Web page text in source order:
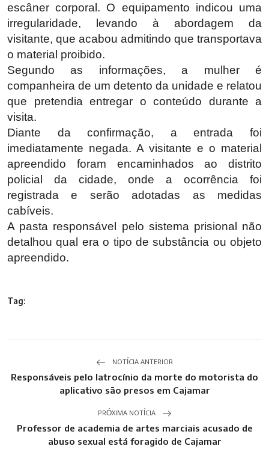
escâner corporal. O equipamento indicou uma
irregularidade, levando à abordagem da
visitante, que acabou admitindo que transportava
o material proibido.
Segundo as informações, a mulher é
companheira de um detento da unidade e relatou
que pretendia entregar o conteúdo durante a
visita.
Diante da confirmação, a entrada foi
imediatamente negada. A visitante e o material
apreendido foram encaminhados ao distrito
policial da cidade, onde a ocorrência foi
registrada e serão adotadas as medidas
cabíveis.
A pasta responsável pelo sistema prisional não
detalhou qual era o tipo de substância ou objeto
apreendido.
Tag:
NOTÍCIA ANTERIOR
Responsáveis pelo latrocínio da morte do motorista do
aplicativo são presos em Cajamar
PRÓXIMA NOTÍCIA
Professor de academia de artes marciais acusado de
abuso sexual está foragido de Cajamar